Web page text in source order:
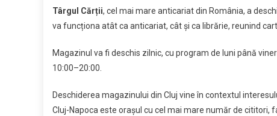
Cluj,
Târgul
în
Târgul Cărții, cel mai mare anticariat din România, a
va funcționa atât ca anticariat, cât și ca librărie, reunind
Magazinul va fi deschis zilnic, cu program de luni până
10:00–20:00.
Deschiderea magazinului din Cluj vine în contextul
Cluj-Napoca este orașul cu cel mai mare număr de